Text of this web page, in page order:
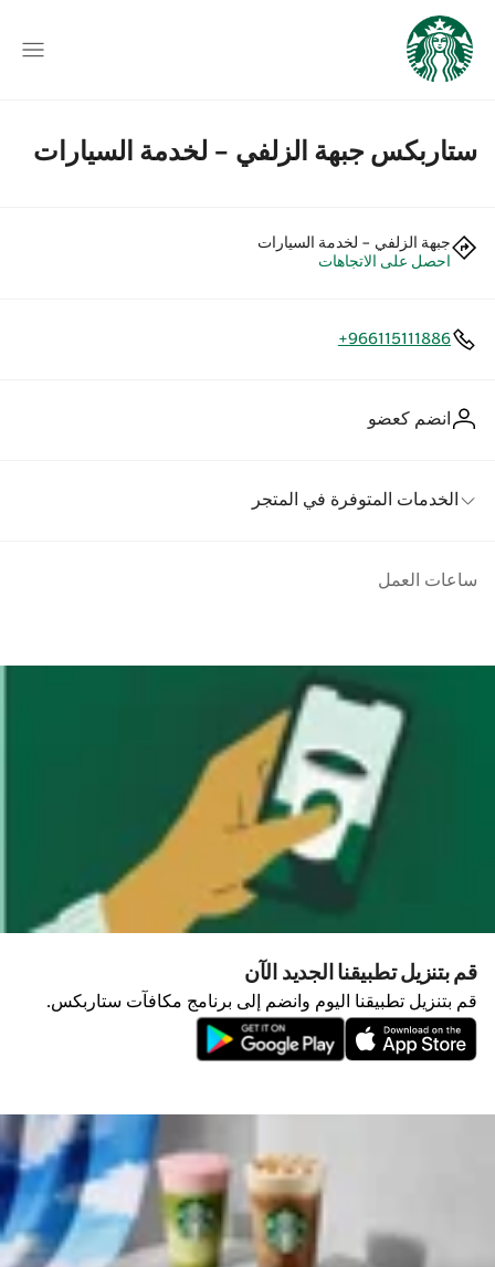
ستاربكس جبهة الزلفي - لخدمة السيارات
جبهة الزلفي - لخدمة السيارات
احصل على الاتجاهات
+966115111886
انضم كعضو
الخدمات المتوفرة في المتجر
ساعات العمل
قم بتنزيل تطبيقنا الجديد الآن
قم بتنزيل تطبيقنا اليوم وانضم إلى برنامج مكافآت ستاربكس.